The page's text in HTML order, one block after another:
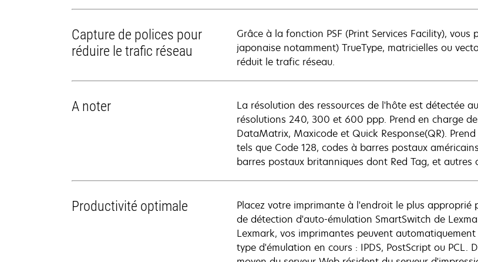
Capture de polices pour
réduire le trafic réseau
Grâce à la fonction PSF (Print Services Facility),
japonaise notamment) TrueType, matricielles ou
réduit le trafic réseau.
A noter
La résolution des ressources de l'hôte est détectée
résolutions 240, 300 et 600 ppp. Prend en charge
DataMatrix, Maxicode et Quick Response(QR).
tels que Code 128, codes à barres postaux
barres postaux britanniques dont Red Tag, et
Productivité optimale
Placez votre imprimante à l'endroit le plus
de détection d'auto-émulation SmartSwitch de
Lexmark, vos imprimantes peuvent
type d'émulation en cours : IPDS, PostScript ou